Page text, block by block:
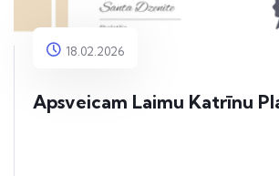
18.02.2026
Apsveicam Laimu Katrīnu